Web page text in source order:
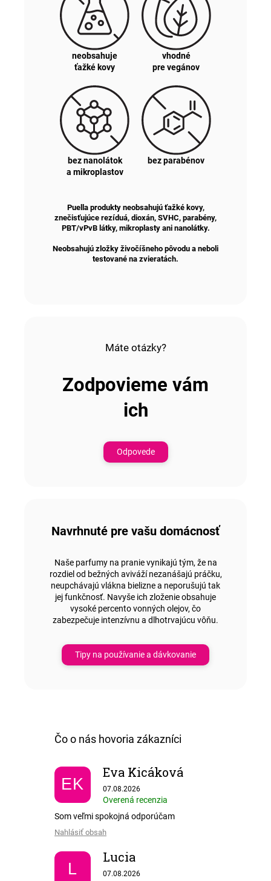
neobsahuje
ťažké kovy
vhodné
pre vegánov
bez nanolátok
a mikroplastov
bez parabénov
Puella produkty neobsahujú ťažké kovy,
znečisťujúce rezíduá, dioxán, SVHC, parabény,
PBT/vPvB látky, mikroplasty ani nanolátky.
Neobsahujú zložky živočíšneho pôvodu a neboli
testované na zvieratách.
Máte otázky?
Zodpovieme vám
ich
Odpovede
Navrhnuté pre vašu domácnosť
Naše parfumy na pranievynikajú tým,že na
rozdiel od bežných aviváží nezanášajú práčku,
neupchávajú vlákna bielizne a neporušujú tak
jej funkčnosť. Navyše ich zloženie obsahuje
vysoké percento vonných olejov,čo
zabezpečuje intenzívnu a dlhotrvajúcu vôňu.
Tipy na používanie a dávkovanie
EK
Eva Kicáková
Hodnotenie obchodu je 5 z 5 hviezdičiek.
07.08.2026
Overená recenzia
Som veľmi spokojná odporúčam
Nahlásiť obsah
L
Lucia
Hodnotenie obchodu je 5 z 5 hviezdičiek.
07.08.2026